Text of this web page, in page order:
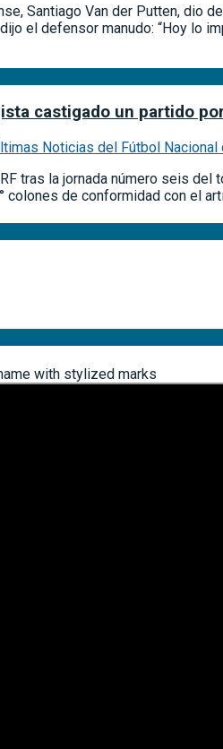
Santiago Van der Putten,
el defensor manudo: “Hoy lo
castigado un partido
Noticias del Fútbol Nacional
tras la jornada número seis del
colones de conformidad con el